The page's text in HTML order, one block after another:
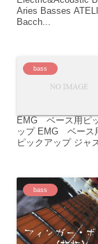
Aries Basses
Bacch...
bass
EMG ベース用ピ
ップ EMG ベース
ピックアップ ジャ
bass